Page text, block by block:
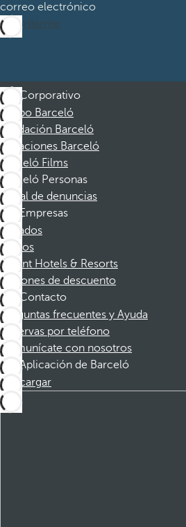
correo electrónico
Suscribirme
Corporativo
Grupo Barceló
Fundación Barceló
Vacaciones Barceló
Barceló Films
Barceló Personas
Canal de denuncias
Empresas
Afiliados
Socios
Dorint Hotels & Resorts
Cupones de descuento
Contacto
Preguntas frecuentes y Ayuda
Reservas por teléfono
Comunícate con nosotros
Aplicación de Barceló
Descargar